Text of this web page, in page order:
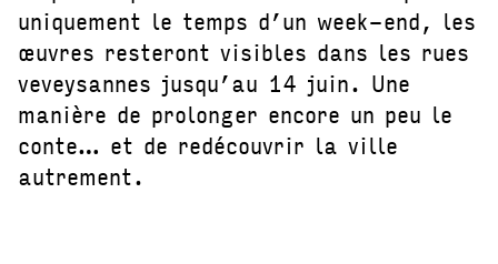
uniquement le temps d’un week-end, les
œuvres resteront visibles dans les rues
veveysannes jusqu’au 14 juin. Une
manière de prolonger encore un peu le
conte… et de redécouvrir la ville
autrement.